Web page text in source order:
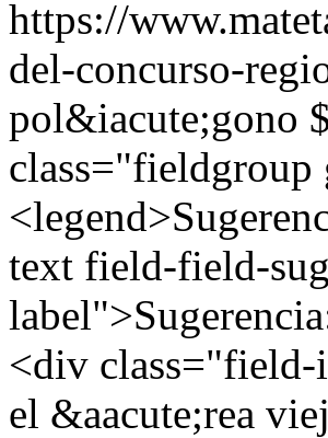
https://
del-concurso-
pol&iacute;gono
class="fieldgroup
text field-field-
<div
el &aacute;rea